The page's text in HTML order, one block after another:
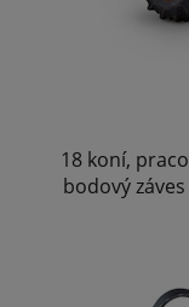
18 koní,
bodový